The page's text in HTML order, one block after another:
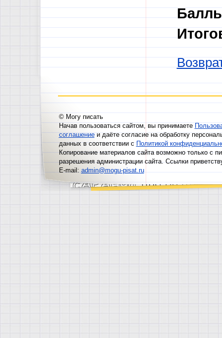
© Могу писать
Начав пользоваться сайтом, вы принимаете
соглашениеи даёте согласие на обработку
данных в соответствии сПолитикой
Копирование материалов сайта возможно только с
разрешения администрации сайта. Ссылки
E-mail:admin@mogu-pisat.ru